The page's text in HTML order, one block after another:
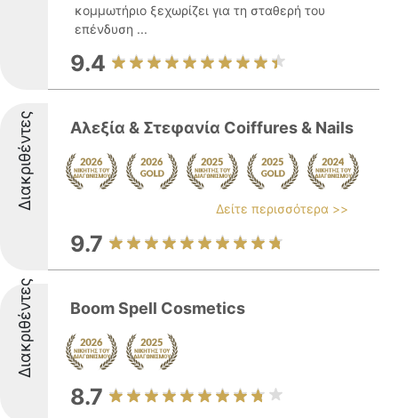
κομμωτήριο ξεχωρίζει για τη σταθερή του
επένδυση ...
9.4
Διακριθέντες Αλεξία & Στεφανία Coiffures & Nails
Δείτε περισσότερα >>
9.7
Διακριθέντες Boom Spell Cosmetics
8.7